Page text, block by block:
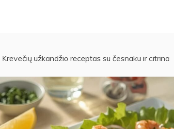
Krevečių užkandžio receptas su česnaku ir citrina